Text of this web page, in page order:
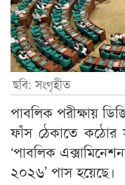
ছবি: সংগৃহীত
পাবলিক পরীক্ষায়
ফাঁস ঠেকাতে কঠোর
‘পাবলিক
২০২৬’ পাস হয়েছে।